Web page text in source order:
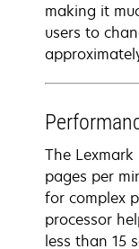
making it
users to
The
pages per
for complex
processor
less than 15